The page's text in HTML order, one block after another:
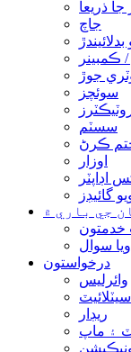
ذريعا
جاچ
/ ڪمبينر
جوڙ
سوئچز
سسٽم
ڪرڻ
اوزار
اڊاپٽر
گائيڊز
جي باري ۾
ويا سوال
درخواستون
وائرليس
سيٽلائيٽ
ريڊار
۽ ماپ